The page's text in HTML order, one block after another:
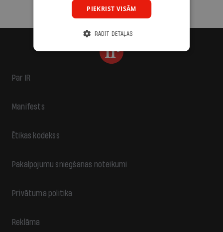
Par IR
Manifests
Ētikas kodekss
Pakalpojumu sniegšanas noteikumi
Privātuma politika
Reklāma
PIEKRIST VISĀM
RĀDĪT DETAĻAS